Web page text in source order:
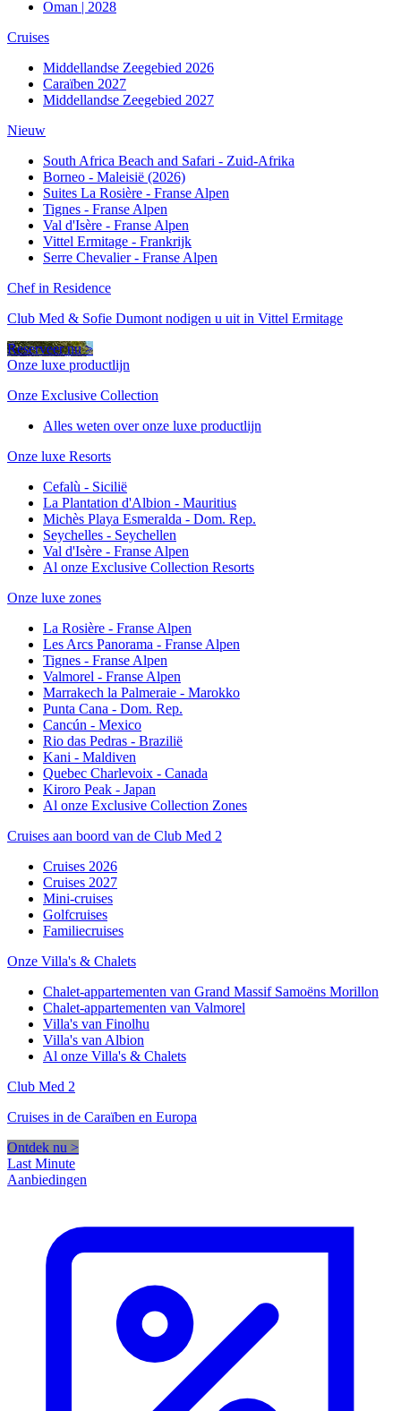
Oman | 2028
Cruises
Middellandse Zeegebied 2026
Caraïben 2027
Middellandse Zeegebied 2027
Nieuw
South Africa Beach and Safari - Zuid-Afrika
Borneo - Maleisië (2026)
Suites La Rosière - Franse Alpen
Tignes - Franse Alpen
Val d'Isère - Franse Alpen
Vittel Ermitage - Frankrijk
Serre Chevalier - Franse Alpen
Chef in Residence
Club Med & Sofie Dumont nodigen u uit in Vittel Ermitage
Reserveer nu >
Onze luxe productlijn
Onze Exclusive Collection
Alles weten over onze luxe productlijn
Onze luxe Resorts
Cefalù - Sicilië
La Plantation d'Albion - Mauritius
Michès Playa Esmeralda - Dom. Rep.
Seychelles - Seychellen
Val d'Isère - Franse Alpen
Al onze Exclusive Collection Resorts
Onze luxe zones
La Rosière - Franse Alpen
Les Arcs Panorama - Franse Alpen
Tignes - Franse Alpen
Valmorel - Franse Alpen
Marrakech la Palmeraie - Marokko
Punta Cana - Dom. Rep.
Cancún - Mexico
Rio das Pedras - Brazilië
Kani - Maldiven
Quebec Charlevoix - Canada
Kiroro Peak - Japan
Al onze Exclusive Collection Zones
Cruises aan boord van de Club Med 2
Cruises 2026
Cruises 2027
Mini-cruises
Golfcruises
Familiecruises
Onze Villa's & Chalets
Chalet-appartementen van Grand Massif Samoëns Morillon
Chalet-appartementen van Valmorel
Villa's van Finolhu
Villa's van Albion
Al onze Villa's & Chalets
Club Med 2
Cruises in de Caraïben en Europa
Ontdek nu >
Last Minute
Aanbiedingen